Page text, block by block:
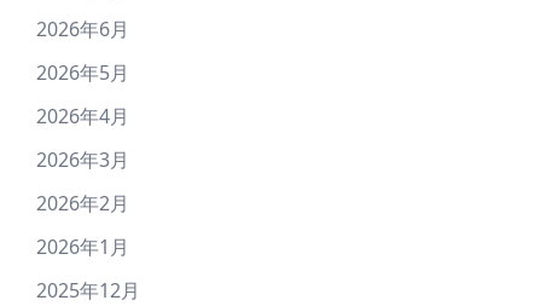
2026年6月
2026年5月
2026年4月
2026年3月
2026年2月
2026年1月
2025年12月